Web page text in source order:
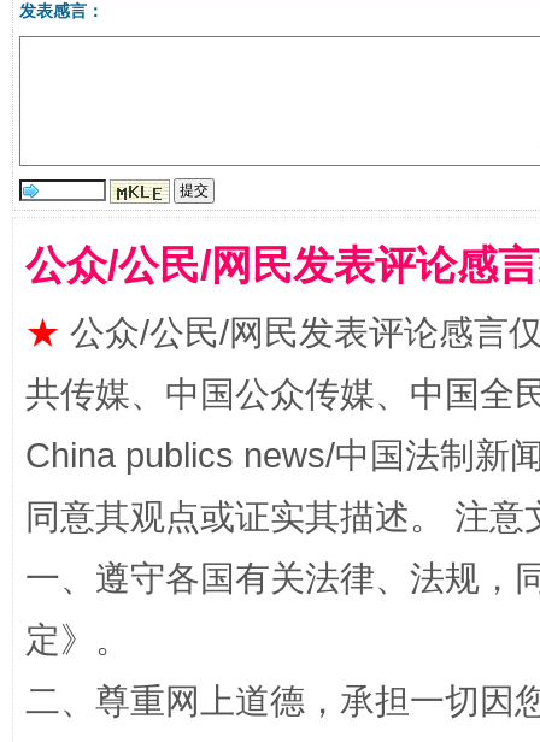
全民健身五年计划来了！等你上场
发表感言：
公众/公民/网民发表评论感
★ 公众/公民/网民发表评论感言
共传媒、中国公众传媒、中国全
China publics news/中国法制新
同意其观点或证实其描述。 注
一、遵守各国有关法律、法规，
定》。
二、尊重网上道德，承担一切因